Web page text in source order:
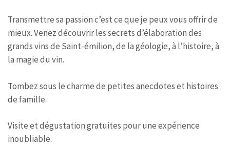
Transmettre sa passion c’est ce que je peux vous offrir de
mieux. Venez découvrir les secrets d’élaboration des
grands vins de Saint-émilion, de la géologie, à l’histoire, à
la magie du vin.
Tombez sous le charme de petites anecdotes et histoires
de famille.
Visite et dégustation gratuites pour une expérience
inoubliable.